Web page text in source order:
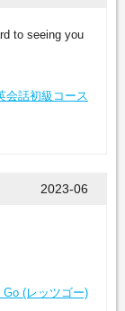
to seeing you
会話初級コース
2023-06
Go (レッツゴー)